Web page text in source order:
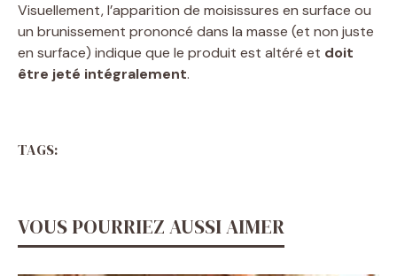
Visuellement, l’apparition de moisissures en surface ou
un brunissement prononcé dans la masse (et non juste
en surface) indique que le produit est altéré et doit
être jeté intégralement.
TAGS:
VOUS POURRIEZ AUSSI AIMER